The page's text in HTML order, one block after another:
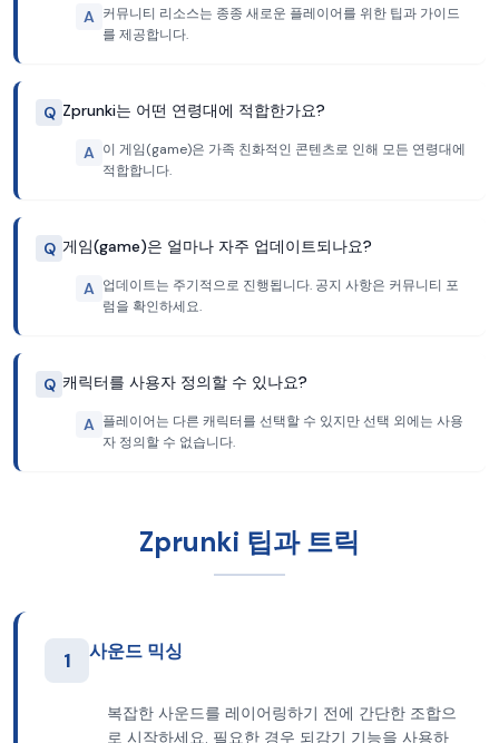
A 커뮤니티 리소스는 종종 새로운 플레이어를 위한 팁과 가이드
를 제공합니다.
Q Zprunki는 어떤 연령대에 적합한가요?
A 이 게임(game)은 가족 친화적인 콘텐츠로 인해 모든 연령대에
적합합니다.
Q 게임(game)은 얼마나 자주 업데이트되나요?
A 업데이트는 주기적으로 진행됩니다. 공지 사항은 커뮤니티 포
럼을 확인하세요.
Q 캐릭터를 사용자 정의할 수 있나요?
A 플레이어는 다른 캐릭터를 선택할 수 있지만 선택 외에는 사용
자 정의할 수 없습니다.
Zprunki 팁과 트릭
1 사운드 믹싱
복잡한 사운드를 레이어링하기 전에 간단한 조합으
로 시작하세요. 필요한 경우 되감기 기능을 사용하